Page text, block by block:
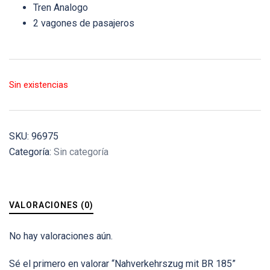
Tren Analogo
2 vagones de pasajeros
Sin existencias
SKU: 96975
Categoría: Sin categoría
VALORACIONES (0)
No hay valoraciones aún.
Sé el primero en valorar “Nahverkehrszug mit BR 185”